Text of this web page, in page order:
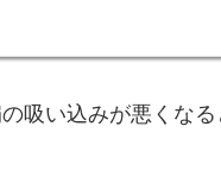
吸い込みが悪くな